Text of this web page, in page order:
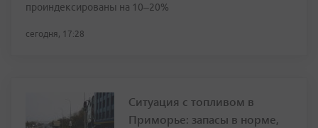
проиндексированы на 10–20%
сегодня, 17:28
Ситуация с топливом в
Приморье: запасы в норме,